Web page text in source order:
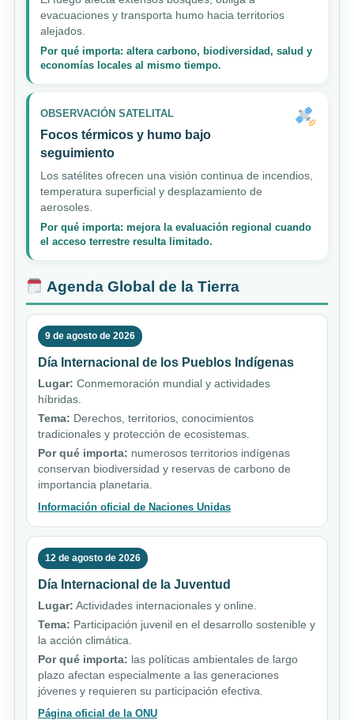
evacuaciones y transporta humo hacia territorios
alejados.
Por qué importa: altera carbono, biodiversidad, salud y
economías locales al mismo tiempo.
OBSERVACIÓN SATELITAL
Focos térmicos y humo bajo
seguimiento
Los satélites ofrecen una visión continua de incendios,
temperatura superficial y desplazamiento de
aerosoles.
Por qué importa: mejora la evaluación regional cuando
el acceso terrestre resulta limitado.
Agenda Global de la Tierra
9 de agosto de 2026
Día Internacional de los Pueblos Indígenas
Lugar: Conmemoración mundial y actividades
híbridas.
Tema: Derechos, territorios, conocimientos
tradicionales y protección de ecosistemas.
Por qué importa: numerosos territorios indígenas
conservan biodiversidad y reservas de carbono de
importancia planetaria.
Información oficial de Naciones Unidas
12 de agosto de 2026
Día Internacional de la Juventud
Lugar: Actividades internacionales y online.
Tema: Participación juvenil en el desarrollo sostenible y
la acción climática.
Por qué importa: las políticas ambientales de largo
plazo afectan especialmente a las generaciones
jóvenes y requieren su participación efectiva.
Página oficial de la ONU